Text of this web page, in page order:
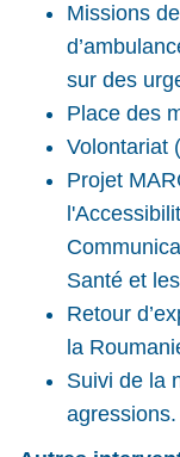
Missions
sur des
Place des
Volontariat
Projet
Santé et
Retour
la
Suivi de la
agressions.